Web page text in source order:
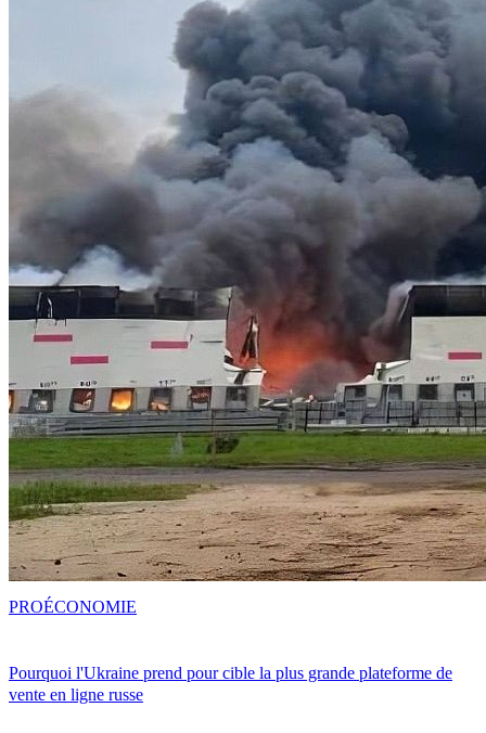
Pourquoi l'Ukraine prend pour cible la plus grande plateforme de
vente en ligne russe
PROÉCONOMIE